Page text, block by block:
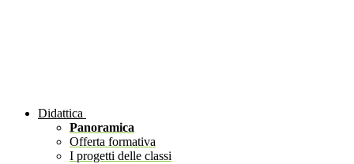
Didattica
Panoramica
Offerta formativa
I progetti delle classi